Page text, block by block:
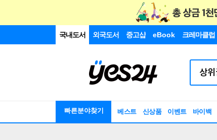
국내도서 외국도서 중고샵 eBook 크레마클럽
빠른분야찾기 베스트 신상품 이벤트 바이백